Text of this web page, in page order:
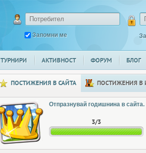
Запомни ме
ТУРНИРИ АКТИВНОСТ ФОРУМ БЛОГ
ПОСТИЖЕНИЯ В САЙТА ПОСТИЖЕНИЯ В
Отпразнувай годишнина в сайта.
3/3